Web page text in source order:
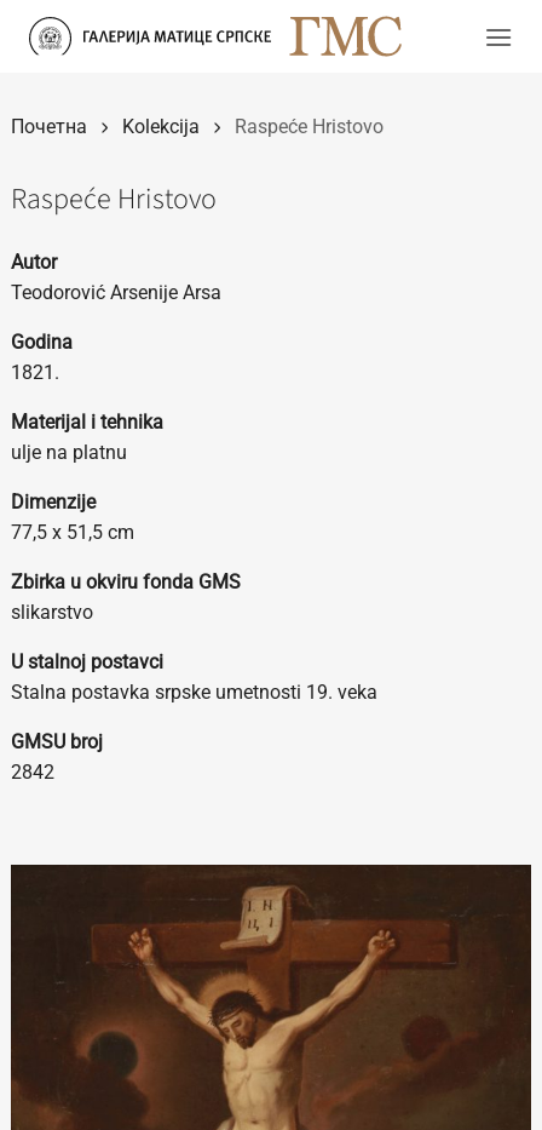
Прескочи
Почетна Kolekcija Raspeće Hristovo
Raspeće Hristovo
Autor
Teodorović Arsenije Arsa
Godina
1821.
Materijal i tehnika
ulje na platnu
Dimenzije
77,5 x 51,5 cm
Zbirka u okviru fonda GMS
slikarstvo
U stalnoj postavci
Stalna postavka srpske umetnosti 19. veka
GMSU broj
2842